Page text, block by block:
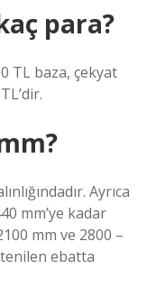
para?
TL baza, çekyat
Ayrıca
mm’ye kadar
mm ve 2800 –
ebatta